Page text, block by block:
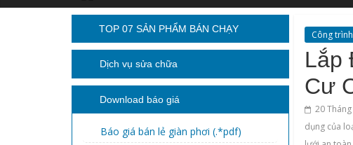
Công
Lắp
Cư
20
dụng của
TOP 07 SẢN PHẨM BÁN CHẠY
Dịch vụ sửa chữa
Download báo giá
Báo giá bán lẻ giàn phơi (.*pdf)